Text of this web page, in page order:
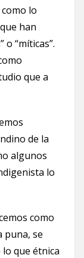
lo
han
o “míticas”.
que a
de la
algunos
lo
como
puna, se
que étnica